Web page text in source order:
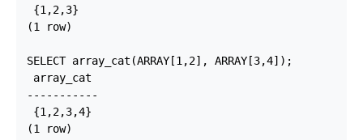
{1,2,3}
(1 row)
SELECT array_cat(ARRAY[1,2], ARRAY[3,4]);
array_cat
-----------
{1,2,3,4}
(1 row)